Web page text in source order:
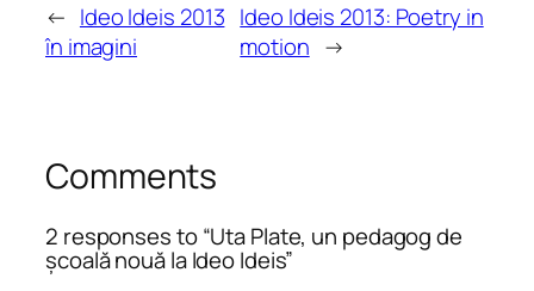
← Ideo Ideis 2013
în imagini
Ideo Ideis 2013: Poetry in
motion →
Comments
2 responses to “Uta Plate, un pedagog de
școală nouă la Ideo Ideis”